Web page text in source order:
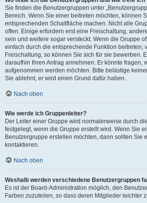
Sie finden die Benutzergruppen unter
Bereich. Wenn Sie einer beitreten möchten, können
entsprechenden Schaltfläche machen. Nicht alle
offen. Einige erfordern erst eine Freischaltung,
sein und weitere sogar versteckt. Wenn die Gruppe
einfach durch die entsprechende Funktion beitreten;
Freischaltung, so können Sie sich für sie bewerben.
daraufhin Ihren Antrag annehmen. Er könnte fragen,
aufgenommen werden möchten. Bitte belästige
Sie ablehnt, er wird einen Grund dafür haben.
Nach oben
Wie werde ich Gruppenleiter?
Der Leiter einer Gruppe wird normalerweise durch
festgelegt, wenn die Gruppe erstellt wird. Wenn Sie
Benutzergruppe erstellen möchten, dann sollten Sie
kontaktieren.
Nach oben
Weshalb werden verschiedene Benutzergruppen
Es ist der Board-Administration möglich, den
Farben zuzuteilen, so dass deren Mitglieder leichter